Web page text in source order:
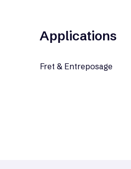
Applications
Fret & Entreposage